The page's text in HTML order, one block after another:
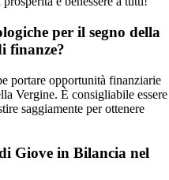
per il segno della
finanze?
portare opportunità finanziarie
Vergine. È consigliabile essere
saggiamente per ottenere
Giove in Bilancia nel